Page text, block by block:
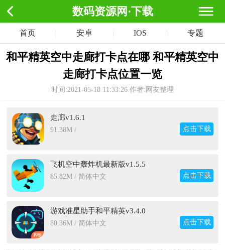
数码资源网·下载
首页 安卓 IOS 专题
和平精英空中走廊打卡点在哪 和平精英空中
走廊打卡点位置一览
时间:2021-05-18 11:33:26 作者:网友整理
走廊v1.6.1
91.38M / 点击下载
飞机空中轰炸机最新版v1.5.5
85.82M / 简体中文 点击下载
游戏准星助手和平精英v3.4.0
80.36M / 简体中文 点击下载